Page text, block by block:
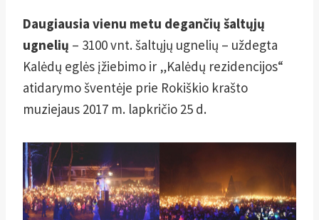
Daugiausia vienu metu degančių šaltųjų
ugnelių – 3100 vnt. šaltųjų ugnelių – uždegta
Kalėdų eglės įžiebimo ir „Kalėdų rezidencijos“
atidarymo šventėje prie Rokiškio krašto
muziejaus 2017 m. lapkričio 25 d.